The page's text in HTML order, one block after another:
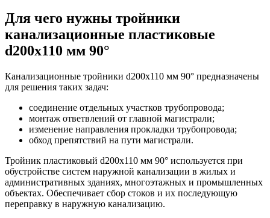
Для чего нужны тройники
канализационные пластиковые
d200х110 мм 90°
Канализационные тройники d200х110 мм 90° предназначены
для решения таких задач:
соединение отдельных участков трубопровода;
монтаж ответвлений от главной магистрали;
изменение направления прокладки трубопровода;
обход препятствий на пути магистрали.
Тройник пластиковый d200х110 мм 90° используется при
обустройстве систем наружной канализации в жилых и
административных зданиях, многоэтажных и промышленных
объектах. Обеспечивает сбор стоков и их последующую
переправку в наружную канализацию.